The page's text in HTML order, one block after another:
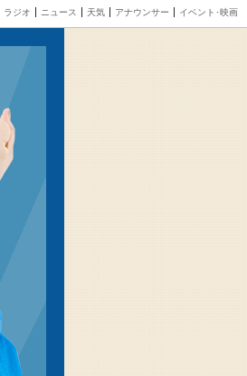
ラジオ ニュース 天気 アナウンサー イベント･映画